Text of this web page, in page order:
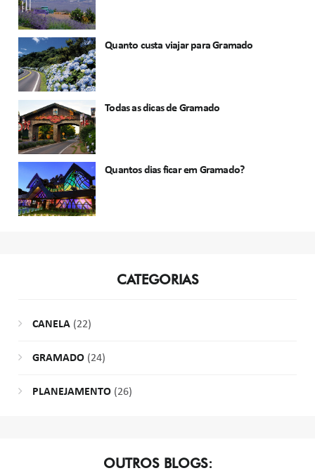
Quanto custa viajar para Gramado
Todas as dicas de Gramado
Quantos dias ficar em Gramado?
CATEGORIAS
CANELA(22)
GRAMADO(24)
PLANEJAMENTO(26)
OUTROS BLOGS: